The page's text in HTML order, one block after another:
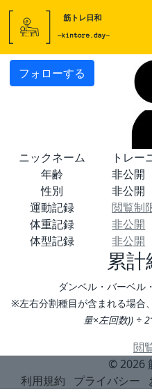
フォローする
ニックネーム
トレー
年齢
非公開
性別
非公開
運動記録
閲覧制
体重記録
非公開
体型記録
非公開
累
ダンベル・バーベル
※左右分割種目が含まれる場合
量×左回数)) ÷ 2
閲
© 2026
利用規約
プライバシー